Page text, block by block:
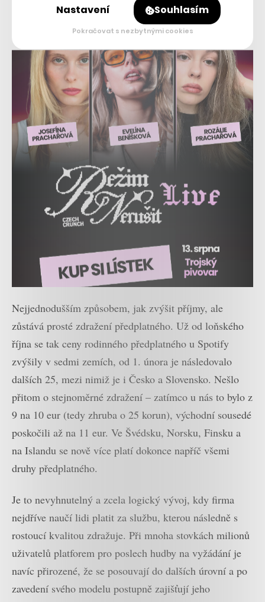
nahrávaných mluvených pořadů před lety jako první
zpopularizoval.
Nejjednodušším způsobem, jak zvýšit příjmy, ale
zůstává prosté zdražení předplatného. Už od loňského
října se tak ceny rodinného předplatného u Spotify
zvýšily v sedmi zemích, od 1. února je následovalo
dalších 25, mezi nimiž je i Česko a Slovensko. Nešlo
přitom o stejnoměrné zdražení – zatímco u nás to bylo z
9 na 10 eur (tedy zhruba o 25 korun), východní sousedé
poskočili až na 11 eur. Ve Švédsku, Norsku, Finsku a
na Islandu se nově více platí dokonce napříč všemi
druhy předplatného.
Je to nevyhnutelný a zcela logický vývoj, kdy firma
nejdříve naučí lidi platit za službu, kterou následně s
rostoucí kvalitou zdražuje. Při mnoha stovkách milionů
uživatelů platforem pro poslech hudby na vyžádání je
navíc přirozené, že se posouvají do dalších úrovní a po
zavedení svého modelu postupně zajišťují jeho
Nastavení Souhlasím
Pokračovat s nezbytnými cookies